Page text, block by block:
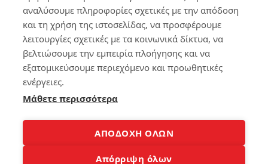
123
3
162
3
Copyright 2008-2026 © Laptopblog.gr Όλα τα δικαιώματα
κατοχυρωμένα. Όλα τα εμπορικά σήματα και λογότυπα και
σήματα αυτά αποτελούν ιδιοκτησία των νόμιμων κατόχων
αναλύσουμε πληροφορίες σχετικές με την απόδοση
και τη χρήση της ιστοσελίδας, να προσφέρουμε
λειτουργίες σχετικές με τα κοινωνικά δίκτυα, να
βελτιώσουμε την εμπειρία πλοήγησης και να
εξατομικεύσουμε περιεχόμενο και προωθητικές
ενέργειες.
Μάθετε περισσότερα
ΑΠΟΔΟΧΗ ΟΛΩΝ
Απόρριψη όλων